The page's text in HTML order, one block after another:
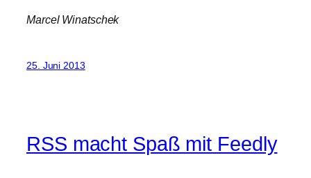
Marcel Winatschek
25. Juni 2013
RSS macht Spaß mit Feedly